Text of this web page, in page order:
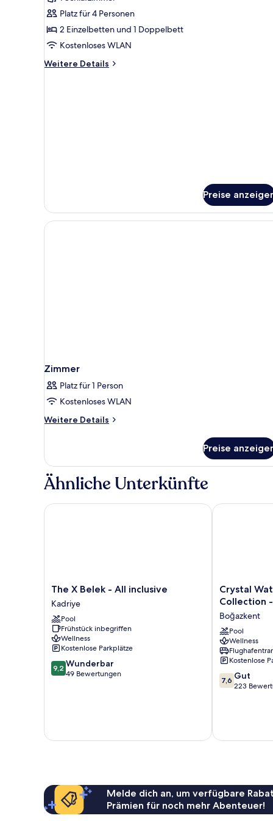
Familienzimmer
anzeigen
Platz für 4 Personen
2 Einzelbetten und 1 Doppelbett
Kostenloses WLAN
Weitere Details
Weitere
Preise
Zimmer
Platz für 1 Person
Kostenloses WLAN
Weitere Details
Weitere
Preise
Ähnliche Unterkünfte
The
X
Belek
-
All
inclusive
Kadriye
The X Belek - All inclusive
Kadriye
Pool
Frühstück inbegriffen
Wellness
Kostenlose Parkplätze
9.2
von
9,2 Wunderbar
49 Bewertungen
The X Belek - All inclusive
Crystal
Waterworld
Aqua
Collection
-
All
inclusive
Boğazkent
Crystal
Collection
Boğazkent
Pool
Wellness
Kostenlose
7.6
von
7,6 Gut
223
Crystal
Melde dich an, um verfügbare
Prämien für noch mehr Abenteuer!